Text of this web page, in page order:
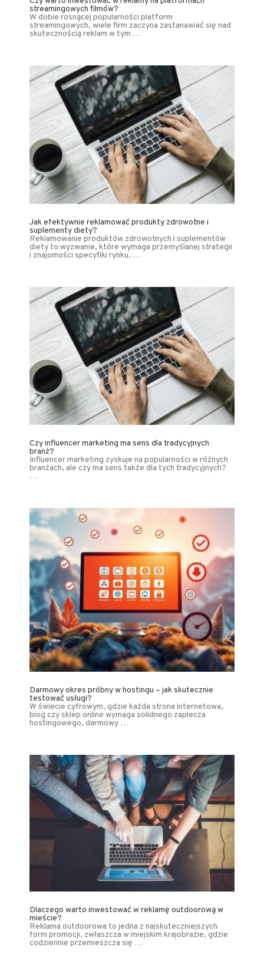
streamingowych filmów?
W dobie rosnącej popularności platform
streamingowych, wiele firm zaczyna zastanawiać się nad
skutecznością reklam w tym …
Jak efektywnie reklamować produkty zdrowotne i
suplementy diety?
Reklamowanie produktów zdrowotnych i suplementów
diety to wyzwanie, które wymaga przemyślanej strategii
i znajomości specyfiki rynku. …
Czy influencer marketing ma sens dla tradycyjnych
branż?
Influencer marketing zyskuje na popularności w różnych
branżach, ale czy ma sens także dla tych tradycyjnych?
…
Darmowy okres próbny w hostingu – jak skutecznie
testować usługi?
W świecie cyfrowym, gdzie każda strona internetowa,
blog czy sklep online wymaga solidnego zaplecza
hostingowego, darmowy …
Dlaczego warto inwestować w reklamę outdoorową w
mieście?
Reklama outdoorowa to jedna z najskuteczniejszych
form promocji, zwłaszcza w miejskim krajobrazie, gdzie
codziennie przemieszcza się …